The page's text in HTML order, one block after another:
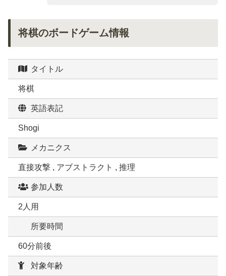
将棋のボードゲーム情報
タイトル
将棋
英語表記
Shogi
メカニクス
直接攻撃 , アブストラクト , 推理
参加人数
2人用
所要時間
60分前後
対象年齢